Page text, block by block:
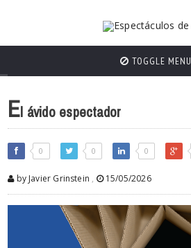
TOGGLE MENU
El ávido espectador
0 0 0
by Javier Grinstein , 15/05/2026